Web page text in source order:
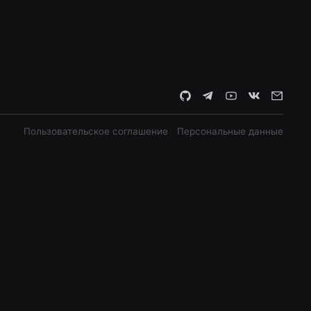
Пользовательское соглашение Персональные данные